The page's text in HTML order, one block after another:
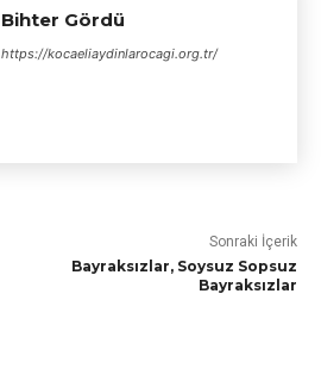
Bihter Gördü
https://kocaeliaydinlarocagi.org.tr/
Sonraki İçerik
Bayraksızlar, Soysuz Sopsuz
Bayraksızlar